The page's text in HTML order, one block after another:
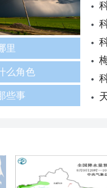
里
么角色
些事